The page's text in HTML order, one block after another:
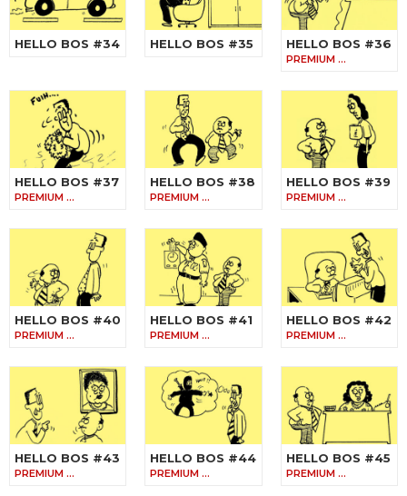
HELLO BOS #34 HELLO BOS #35 HELLO BOS #36
PREMIUM …
HELLO BOS #37
PREMIUM …
HELLO BOS #38
PREMIUM …
HELLO BOS #39
PREMIUM …
HELLO BOS #40
PREMIUM …
HELLO BOS #41
PREMIUM …
HELLO BOS #42
PREMIUM …
HELLO BOS #43
PREMIUM …
HELLO BOS #44
PREMIUM …
HELLO BOS #45
PREMIUM …